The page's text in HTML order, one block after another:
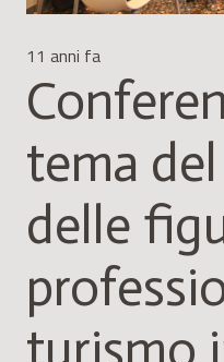
11 anni fa
tema
delle